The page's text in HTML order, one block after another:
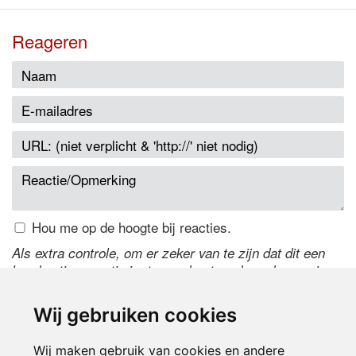
Wij gebruiken cookies
Wij maken gebruik van cookies en andere
Reageren
Hou me op de hoogte bij reacties.
Als extra controle, om er zeker van te zijn dat dit een
handmatige reactie is, typ onderstaande code over in
de code te wijzigen.